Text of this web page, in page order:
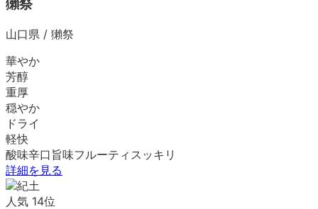
獺祭
山口県 / 獺祭
華やか
芳醇
重厚
穏やか
ドライ
軽快
酸味辛口 旨味フルーティ スッキリ
詳細を見る
人気 14位